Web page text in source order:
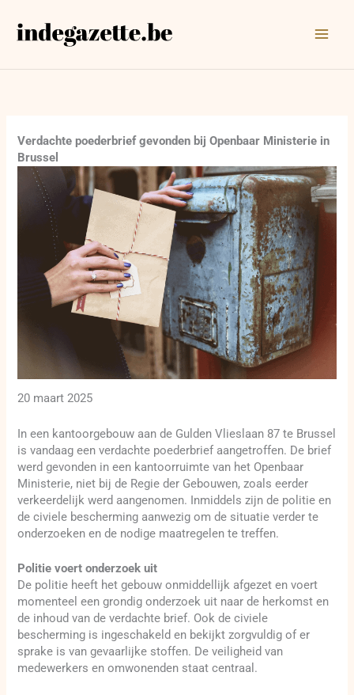
naar
Verdachte poederbrief gevonden bij Openbaar Ministerie in
Brussel
20 maart 2025
In een kantoorgebouw aan de Gulden Vlieslaan 87 te Brussel
is vandaag een verdachte poederbrief aangetroffen. De brief
werd gevonden in een kantoorruimte van het Openbaar
Ministerie, niet bij de Regie der Gebouwen, zoals eerder
verkeerdelijk werd aangenomen. Inmiddels zijn de politie en
de civiele bescherming aanwezig om de situatie verder te
onderzoeken en de nodige maatregelen te treffen.
Politie voert onderzoek uit
De politie heeft het gebouw onmiddellijk afgezet en voert
momenteel een grondig onderzoek uit naar de herkomst en
de inhoud van de verdachte brief. Ook de civiele
bescherming is ingeschakeld en bekijkt zorgvuldig of er
sprake is van gevaarlijke stoffen. De veiligheid van
medewerkers en omwonenden staat centraal.